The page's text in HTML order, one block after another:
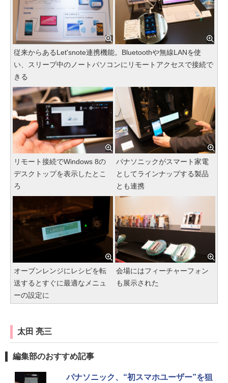
従来からあるLet'snote連携機能。Bluetoothや無線LANを使
い、スリープ中のノートパソコンにリモートアクセスで接続で
きる
リモート接続でWindows 8の
デスクトップを表示したとこ
ろ
パナソニックがスマート家電
としてラインナップする製品
とも連携
オーブンレンジにレシピを転
送するとすぐに最適なメニュ
ーの設定に
会場にはフィーチャーフォン
も展示された
太田 亮三
編集部のおすすめ記事
パナソニック、“初スマホユーザー”を狙